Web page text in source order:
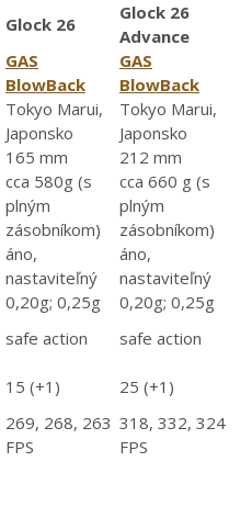
Glock 26
Glock 26
Advance
GAS
BlowBack
GAS
BlowBack
Tokyo Marui,
Japonsko
Tokyo Marui,
Japonsko
165 mm 212 mm
cca 580g (s
plným
zásobníkom)
cca 660 g (s
plným
zásobníkom)
áno,
nastaviteľný
áno,
nastaviteľný
0,20g; 0,25g
0,20g; 0,25g
safe action
safe action
15 (+1)
25 (+1)
269, 268, 263
FPS
318, 332, 324
FPS